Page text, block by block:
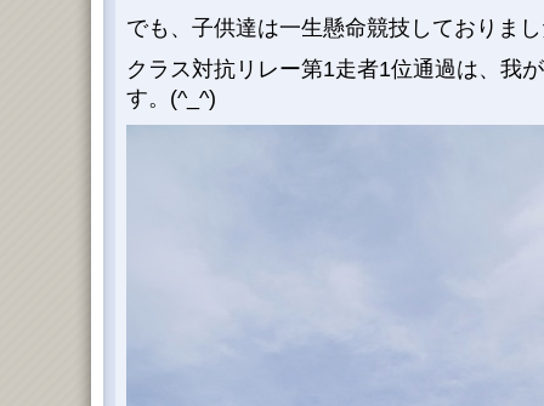
でも、子供達は一生懸命競技しておりま
クラス対抗リレー第1走者1位通過は、我
す。(^_^)